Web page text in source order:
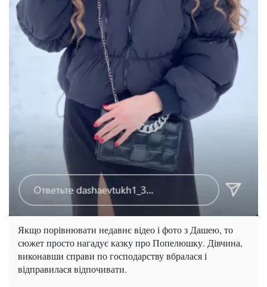
Якщо порівнювати недавнє відео і фото з Дашею, то
сюжет просто нагадує казку про Попелюшку. Дівчина,
виконавши справи по господарству вбралася і
відправилася відпочивати.